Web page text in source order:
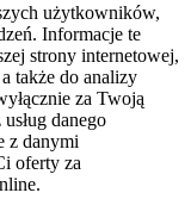
użytkowników,
Informacje te
strony internetowej,
także do analizy
za Twoją
danego
z danymi
oferty za